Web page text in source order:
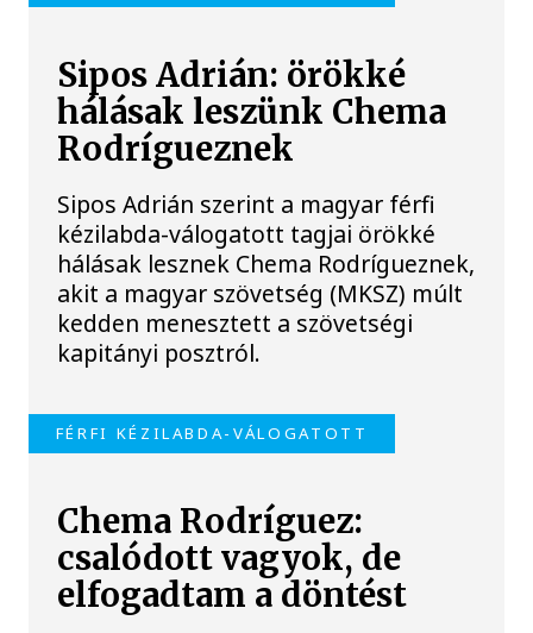
Sipos Adrián: örökké
hálásak leszünk Chema
Rodrígueznek
Sipos Adrián szerint a magyar férfi
kézilabda-válogatott tagjai örökké
hálásak lesznek Chema Rodrígueznek,
akit a magyar szövetség (MKSZ) múlt
kedden menesztett a szövetségi
kapitányi posztról.
FÉRFI KÉZILABDA-VÁLOGATOTT
Chema Rodríguez:
csalódott vagyok, de
elfogadtam a döntést